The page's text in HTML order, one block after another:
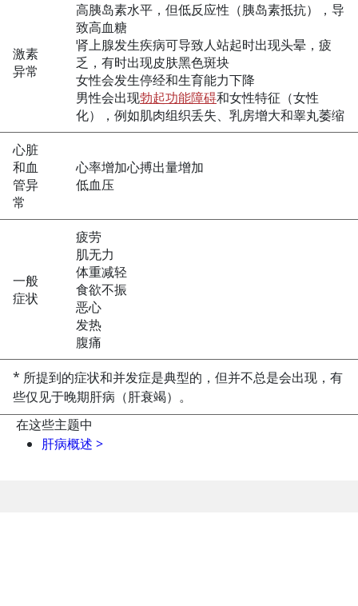
激素
异常
高胰岛素水平，但低反应性（胰岛素抵抗），导
致高血糖
肾上腺发生疾病可导致人站起时出现头晕，疲
乏，有时出现皮肤黑色斑块
女性会发生停经和生育能力下降
男性会出现勃起功能障碍和女性特征（女性
化），例如肌肉组织丢失、乳房增大和睾丸萎缩
心脏
和血
管异
常
心率增加心搏出量增加
低血压
一般
症状
疲劳
肌无力
体重减轻
食欲不振
恶心
发热
腹痛
* 所提到的症状和并发症是典型的，但并不总是会出现，有
些仅见于晚期肝病（肝衰竭）。
在这些主题中
肝病概述 >